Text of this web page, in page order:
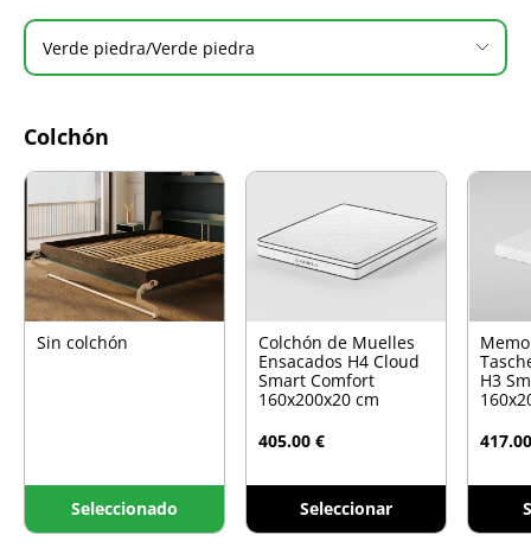
Verde piedra/Verde piedra
Colchón
Sin colchón
Seleccionado
Colchón de Muelles
Ensacados H4 Cloud
Smart Comfort
160x200x20 cm
405.00 €
Seleccionar
H3